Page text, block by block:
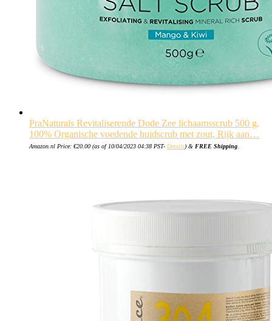
PraNaturals Revitaliserende Dode Zee lichaamsscrub 500 g,
100% Organische voedende huidscrub met zout, Rijk aan…
Amazon.nl Price: €20.00 (as of 10/04/2023 04:38 PST- Details) & FREE Shipping